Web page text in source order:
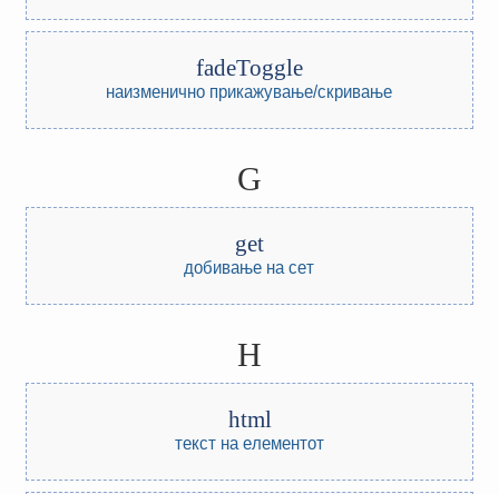
fadeToggle
наизменично прикажување/скривање
G
get
добивање на сет
H
html
текст на елементот